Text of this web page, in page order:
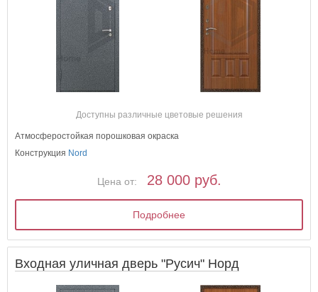
Доступны различные цветовые решения
Атмосферостойкая порошковая окраска
Конструкция Nord
Цена от: 28 000 руб.
Подробнее
Входная уличная дверь "Русич" Норд